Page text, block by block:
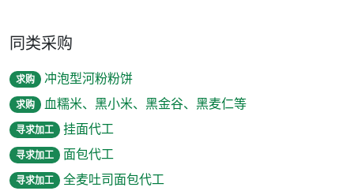
同类采购
求购 冲泡型河粉粉饼
求购 血糯米、黑小米、黑金谷、黑麦仁等
寻求加工 挂面代工
寻求加工 面包代工
寻求加工 全麦吐司面包代工